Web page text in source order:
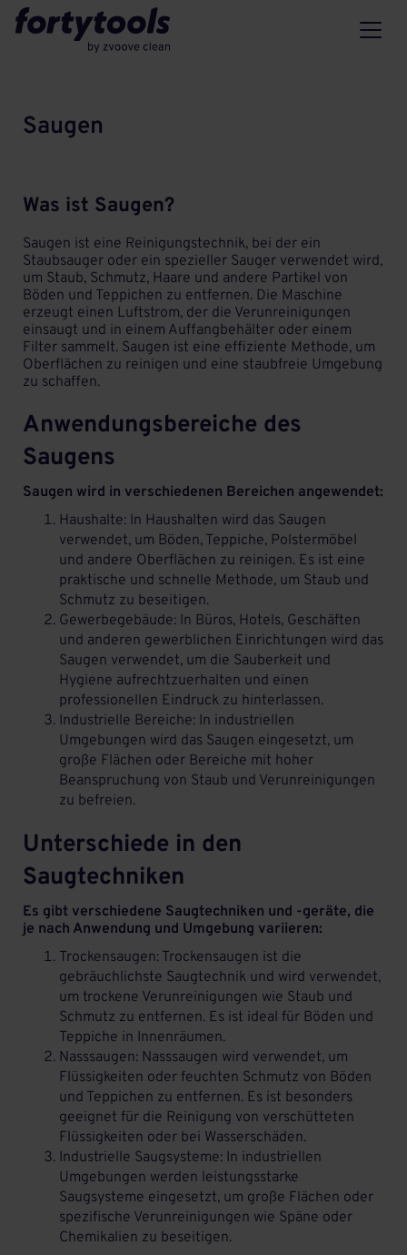
Saugen
Was ist Saugen?
Saugen ist eine Reinigungstechnik, bei der ein
Staubsauger oder ein spezieller Sauger verwendet wird,
um Staub, Schmutz, Haare und andere Partikel von
Böden und Teppichen zu entfernen. Die Maschine
erzeugt einen Luftstrom, der die Verunreinigungen
einsaugt und in einem Auffangbehälter oder einem
Filter sammelt. Saugen ist eine effiziente Methode, um
Oberflächen zu reinigen und eine staubfreie Umgebung
zu schaffen.
Anwendungsbereiche des
Saugens
Saugen wird in verschiedenen Bereichen angewendet:
Haushalte: In Haushalten wird das Saugen
verwendet, um Böden, Teppiche, Polstermöbel
und andere Oberflächen zu reinigen. Es ist eine
praktische und schnelle Methode, um Staub und
Schmutz zu beseitigen.
Gewerbegebäude: In Büros, Hotels, Geschäften
und anderen gewerblichen Einrichtungen wird das
Saugen verwendet, um die Sauberkeit und
Hygiene aufrechtzuerhalten und einen
professionellen Eindruck zu hinterlassen.
Industrielle Bereiche: In industriellen
Umgebungen wird das Saugen eingesetzt, um
große Flächen oder Bereiche mit hoher
Beanspruchung von Staub und Verunreinigungen
zu befreien.
Unterschiede in den
Saugtechniken
Es gibt verschiedene Saugtechniken und -geräte, die
je nach Anwendung und Umgebung variieren:
Trockensaugen: Trockensaugen ist die
gebräuchlichste Saugtechnik und wird verwendet,
um trockene Verunreinigungen wie Staub und
Schmutz zu entfernen. Es ist ideal für Böden und
Teppiche in Innenräumen.
Nasssaugen: Nasssaugen wird verwendet, um
Flüssigkeiten oder feuchten Schmutz von Böden
und Teppichen zu entfernen. Es ist besonders
geeignet für die Reinigung von verschütteten
Flüssigkeiten oder bei Wasserschäden.
Industrielle Saugsysteme: In industriellen
Umgebungen werden leistungsstarke
Saugsysteme eingesetzt, um große Flächen oder
spezifische Verunreinigungen wie Späne oder
Chemikalien zu beseitigen.